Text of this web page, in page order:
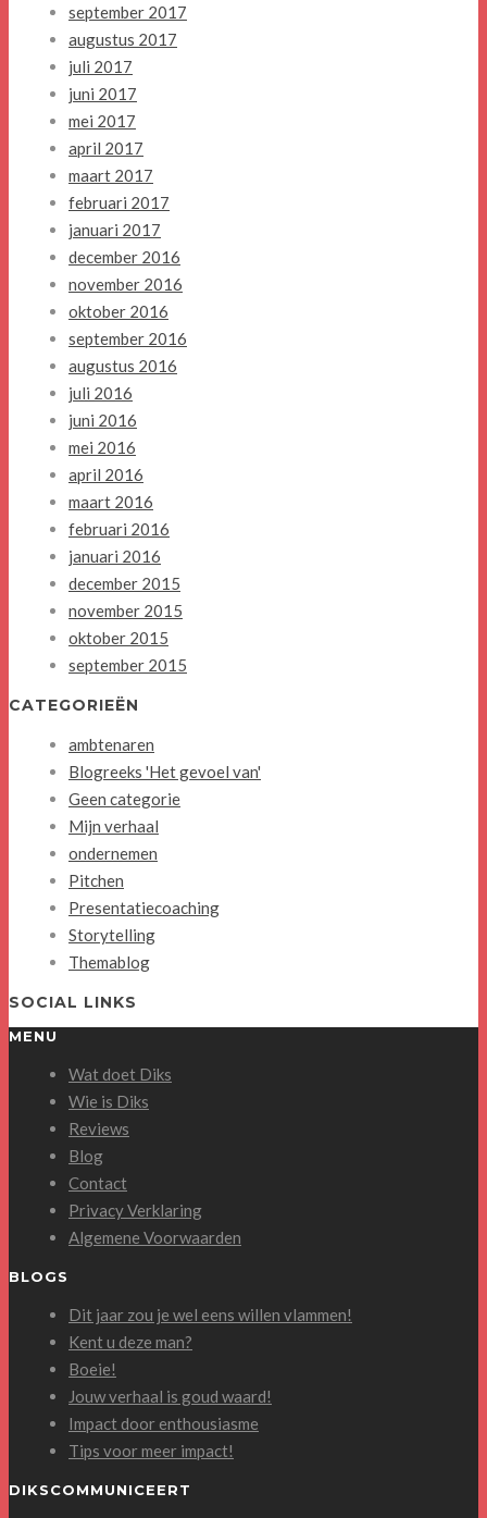
september 2017
augustus 2017
juli 2017
juni 2017
mei 2017
april 2017
maart 2017
februari 2017
januari 2017
december 2016
november 2016
oktober 2016
september 2016
augustus 2016
juli 2016
juni 2016
mei 2016
april 2016
maart 2016
februari 2016
januari 2016
december 2015
november 2015
oktober 2015
september 2015
CATEGORIEËN
ambtenaren
Blogreeks 'Het gevoel van'
Geen categorie
Mijn verhaal
ondernemen
Pitchen
Presentatiecoaching
Storytelling
Themablog
SOCIAL LINKS
MENU
Wat doet Diks
Wie is Diks
Reviews
Blog
Contact
Privacy Verklaring
Algemene Voorwaarden
BLOGS
Dit jaar zou je wel eens willen vlammen!
Kent u deze man?
Boeie!
Jouw verhaal is goud waard!
Impact door enthousiasme
Tips voor meer impact!
DIKSCOMMUNICEERT